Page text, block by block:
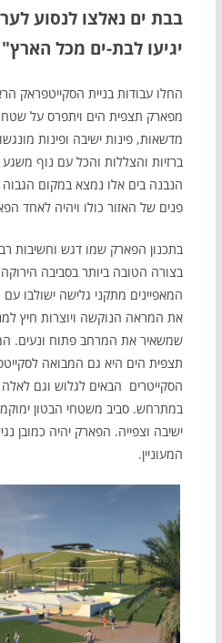
בבת ים נאלצו לנסוע
יגיעו לבת-ים מכל הארץ"
החלו עבודות בניית הסקייטפראק
מדשאות, פינות ישיבה ופינות
ברזיות והצללות והכל עם נוף
הנבנה בים אלו נמצא במקום
פנים של האזור כולו ויהיה לאחד
בתכנון הפארק שמו דגש וחשיבות
בצורה הטובה ביותר בסביבה
המאפיינים מתקני גלישה ישולבו
את המראה הנוקשה ויוצרות חיץ
שמשאיר את המרחב פתוח ונעים.
תצפית הים היא גם המבואה
הסקייטרים הבאים לגלוש וגם
במתרחש. סביב משטחי הבטון
ישיבה וצפייה. הפארק יהיה כמובן
המעוניין.